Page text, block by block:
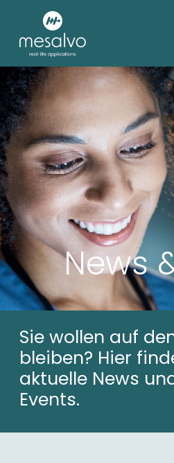
News
Sie wollen auf
bleiben? Hier
aktuelle News
Events.